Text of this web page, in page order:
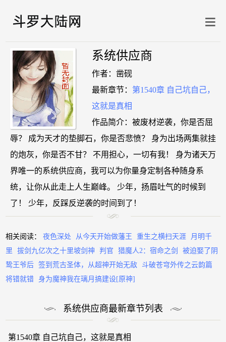
系统供应商
作者：凿砚
最新章节： 第1540章 自己坑自己，
这就是真相
作品简介：被废材逆袭，你是否屈
辱？ 成为天才的垫脚石，你是否悲愤？ 身为出场两集就挂
的炮灰，你是否不甘？ 不用担心，一切有我！ 身为诸天万
界唯一的系统供应商，我可以为你量身定制各种随身系
统，让你从此走上人生巅峰。 少年，扬眉吐气的时候到
了！ 少年，反踩反逆袭的时间到了！
相关阅读：夜色深处 从今天开始做藩王 重生之横扫天涯
月明千
里
拔剑九亿次之十里坡剑神 判官 猎魔人2：宿命之剑
被迫娶了阴
鸷王爷后
签到荒古圣体，从超神开始无敌
斗破苍穹外传之云韵篇
将错就错
身为魔神我在璃月搞建设[原神]
系统供应商最新章节列表
第1540章 自己坑自己，这就是真相